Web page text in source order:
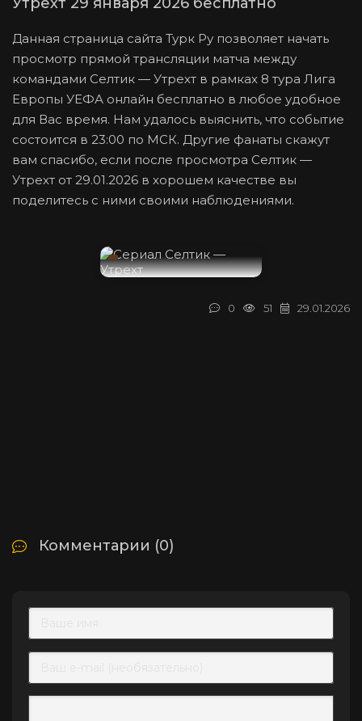
Данная страница сайта Турк Ру позволяет начать
просмотр прямой трансляции матча между
командами Селтик — Утрехт в рамках 8 тура Лига
Европы УЕФА онлайн бесплатно в любое удобное
для Вас время. Нам удалось выяснить, что событие
состоится в 23:00 по МСК. Другие фанаты скажут
вам спасибо, если после просмотра Селтик —
Утрехт от 29.01.2026 в хорошем качестве вы
поделитесь с ними своими наблюдениями.
29.01.2026
51
0
Комментарии (0)